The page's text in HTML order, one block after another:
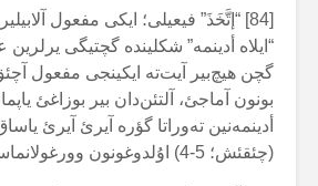
[84] “إتَّخَذَ” فیعیلی؛ ایکی مفعول
“ایلاە أدینمە” شکلیندە گچتیگی
گچن هیچ‌بیر آیت‌تە ایکینجی مفعول
بونون آماجئ، آلتئن‌دان بیر بوزاغئ
أدینمەنین تەوراتا گؤرە آیرئ آیرئ
(چئقئش؛ 5-4) اۇلدوغونون وورغولانماسئ اۇلابیلیر.